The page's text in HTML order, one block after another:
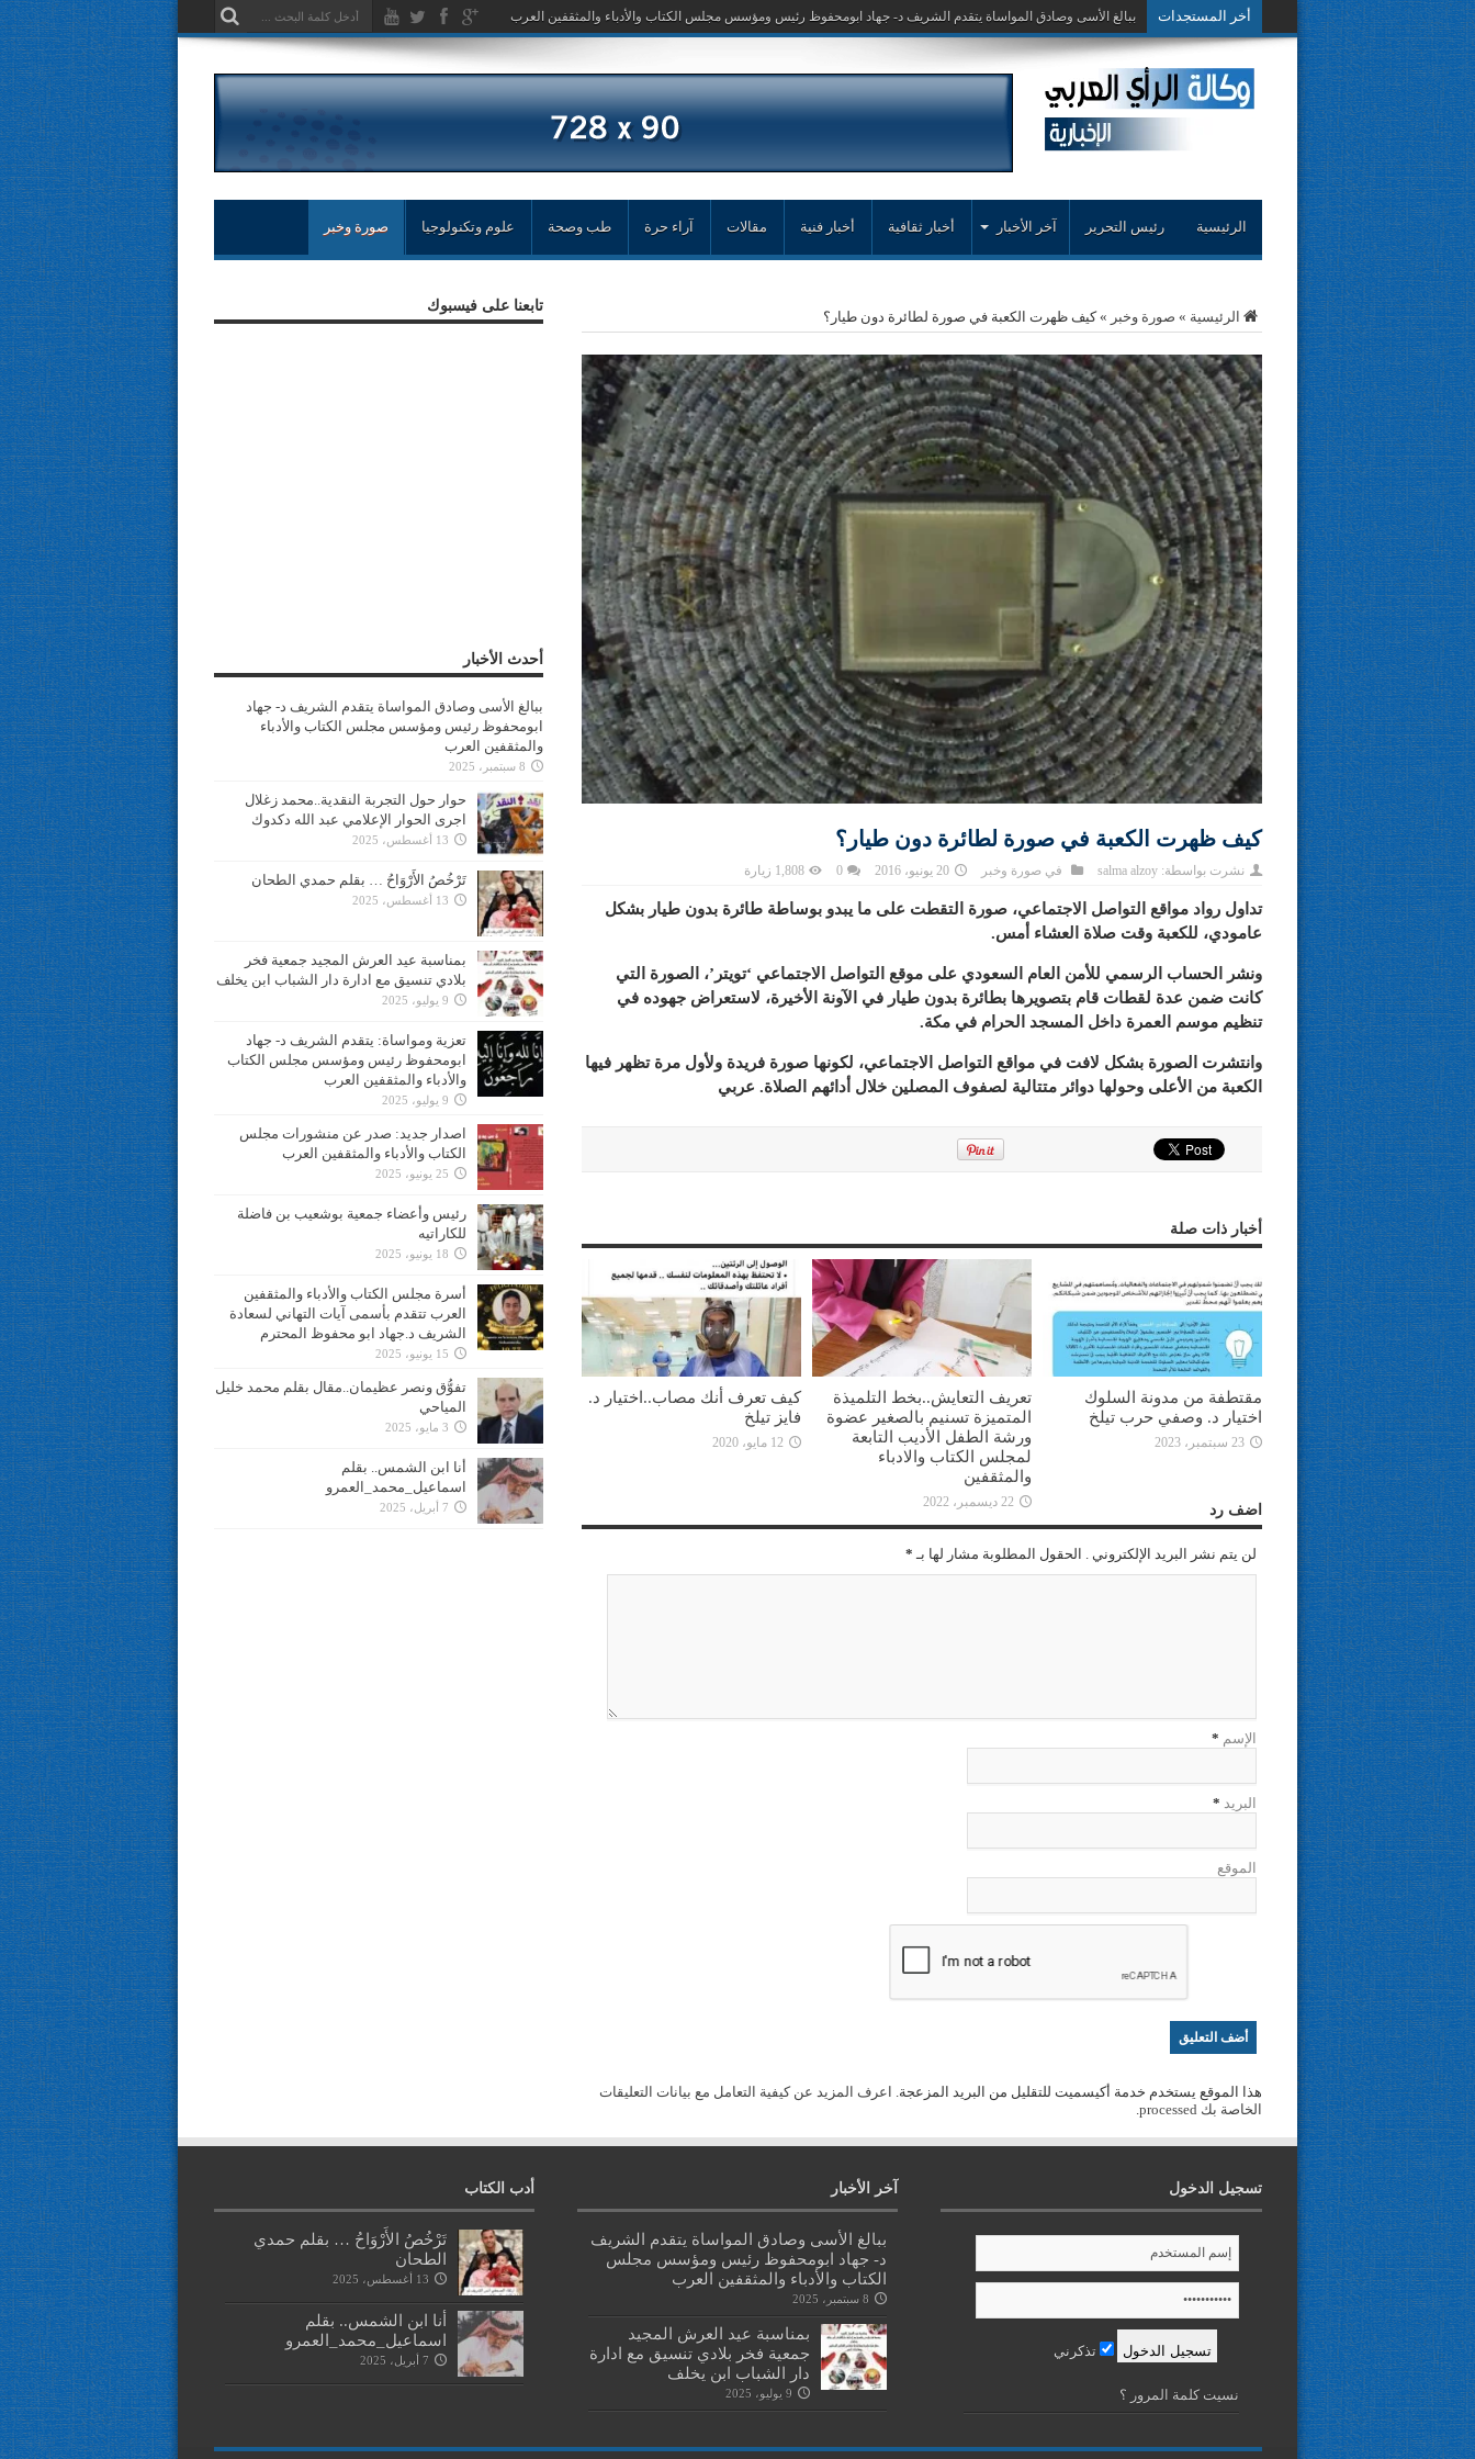
أخر المستجدات حوار حول التجربة ا
الرئيسية رئيس التحرير آخر الأخبار أخبار ثقافية أخبار فنية مقالات آراء حرة طب وصحة علوم وتكنولوجيا صورة وخبر
الرئيسية » صورة وخبر »كيف ظهرت الكعبة في صورة لطائرة دون طيار؟
كيف ظهرت الكعبة في صورة لطائرة دون طيار؟
نشرت بواسطة:salma alzoy في صورة وخبر 20 يونيو، 2016 0 1,808 زيارة
تداول رواد مواقع التواصل الاجتماعي، صورة التقطت على ما يبدو بوساطة طائرة بدون طيار بشكل
عامودي، للكعبة وقت صلاة العشاء أمس.
ونشر الحساب الرسمي للأمن العام السعودي على موقع التواصل الاجتماعي ‘تويتر’، الصورة التي
كانت ضمن عدة لقطات قام بتصويرها بطائرة بدون طيار في الآونة الأخيرة، لاستعراض جهوده في
تنظيم موسم العمرة داخل المسجد الحرام في مكة.
وانتشرت الصورة بشكل لافت في مواقع التواصل الاجتماعي، لكونها صورة فريدة ولأول مرة تظهر فيها
الكعبة من الأعلى وحولها دوائر متتالية لصفوف المصلين خلال أدائهم الصلاة. عربي
أخبار ذات صلة
مقتطفة من مدونة السلوك
اختيار د. وصفي حرب تيلخ
23 سبتمبر، 2023
تعريف التعايش..بخط التلميذة
المتميزة تسنيم بالصغير عضوة
ورشة الطفل الأديب التابعة
لمجلس الكتاب والادباء
والمثقفين
22 ديسمبر، 2022
كيف تعرف أنك مصاب..اختيار د.
فايز تيلخ
12 مايو، 2020
اضف رد
لن يتم نشر البريد الإلكتروني . الحقول المطلوبة مشار لها بـ *
الإسم *
البريد *
الموقع
هذا الموقع يستخدم خدمة أكيسميت للتقليل من البريد المزعجة. اعرف المزيد عن كيفية التعامل مع بيانات التعليقات
الخاصة بك processed
.
تابعنا على فيسبوك
أحدث الأخبار
ببالغ الأسى وصادق المواساة يتقدم الشريف د- جهاد
ابومحفوظ رئيس ومؤسس مجلس الكتاب والأدباء
والمثقفين العرب
8 سبتمبر، 2025
حوار حول التجربة النقدية..محمد زغلال
اجرى الحوار الإعلامي عبد الله دكدوك
13 أغسطس، 2025
تَرْخُصُ الأَرْوَاحُ … بقلم حمدي الطحان
13 أغسطس، 2025
بمناسبة عيد العرش المجيد جمعية فخر
بلادي تنسيق مع ادارة دار الشباب ابن يخلف
9 يوليو، 2025
تعزية ومواساة: يتقدم الشريف د- جهاد
ابومحفوظ رئيس ومؤسس مجلس الكتاب
والأدباء والمثقفين العرب
9 يوليو، 2025
اصدار جديد: صدر عن منشورات مجلس
الكتاب والأدباء والمثقفين العرب
25 يونيو، 2025
رئيس وأعضاء جمعية بوشعيب بن فاضلة
للكاراتيه
18 يونيو، 2025
أسرة مجلس الكتاب والأدباء والمثقفين
العرب تتقدم بأسمى آيات التهاني لسعادة
الشريف د.جهاد ابو محفوظ المحترم
15 يونيو، 2025
تفوُّق ونصر عظيمان..مقال بقلم محمد خليل
المياحي
3 مايو، 2025
أنا ابن الشمس.. بقلم
اسماعيل_محمد_العمرو
7 أبريل، 2025
تسجيل الدخول
تذكرني
نسيت كلمة المرور ؟
آخر الأخبار
ببالغ الأسى وصادق المواساة يتقدم الشريف
د- جهاد ابومحفوظ رئيس ومؤسس مجلس
الكتاب والأدباء والمثقفين العرب
8 سبتمبر، 2025
بمناسبة عيد العرش المجيد
جمعية فخر بلادي تنسيق مع ادارة
دار الشباب ابن يخلف
9 يوليو، 2025
أدب الكتاب
تَرْخُصُ الأَرْوَاحُ … بقلم حمدي
الطحان
13 أغسطس، 2025
أنا ابن الشمس.. بقلم
اسماعيل_محمد_العمرو
7 أبريل، 2025